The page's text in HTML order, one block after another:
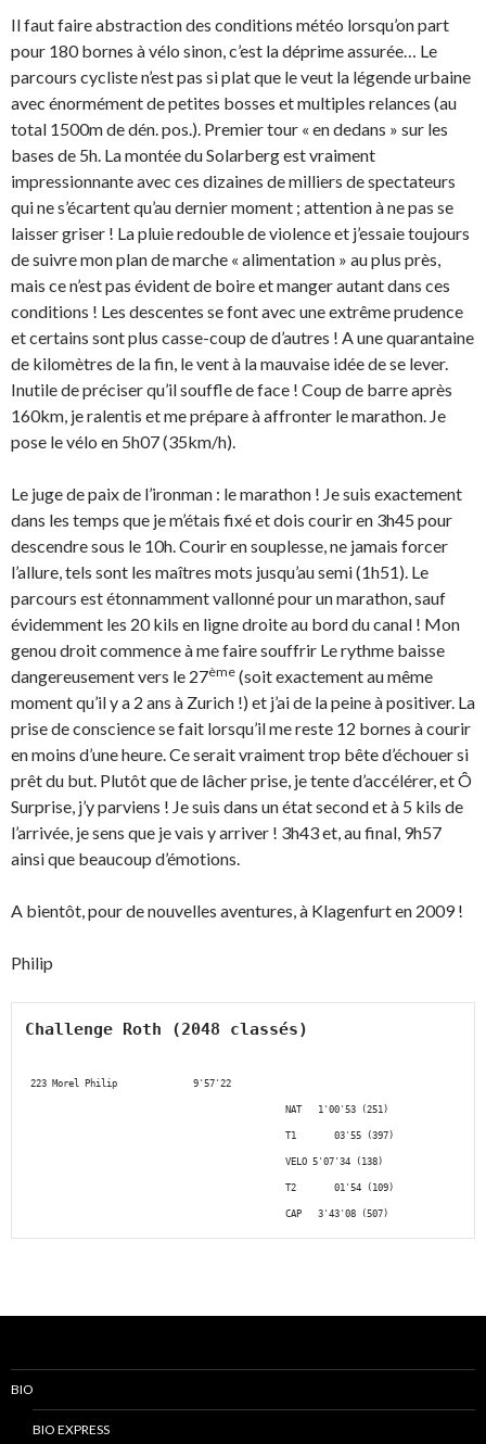
Il faut faire abstraction des conditions météo lorsqu’on part
pour 180 bornes à vélo sinon, c’est la déprime assurée… Le
parcours cycliste n’est pas si plat que le veut la légende urbaine
avec énormément de petites bosses et multiples relances (au
total 1500m de dén. pos.). Premier tour « en dedans » sur les
bases de 5h. La montée du Solarberg est vraiment
impressionnante avec ces dizaines de milliers de spectateurs
qui ne s’écartent qu’au dernier moment ; attention à ne pas se
laisser griser ! La pluie redouble de violence et j’essaie toujours
de suivre mon plan de marche « alimentation » au plus près,
mais ce n’est pas évident de boire et manger autant dans ces
conditions ! Les descentes se font avec une extrême prudence
et certains sont plus casse-coup de d’autres ! A une quarantaine
de kilomètres de la fin, le vent à la mauvaise idée de se lever.
Inutile de préciser qu’il souffle de face ! Coup de barre après
160km, je ralentis et me prépare à affronter le marathon. Je
pose le vélo en 5h07 (35km/h).
Le juge de paix de l’ironman : le marathon ! Je suis exactement
dans les temps que je m’étais fixé et dois courir en 3h45 pour
descendre sous le 10h. Courir en souplesse, ne jamais forcer
l’allure, tels sont les maîtres mots jusqu’au semi (1h51). Le
parcours est étonnamment vallonné pour un marathon, sauf
évidemment les 20 kils en ligne droite au bord du canal ! Mon
genou droit commence à me faire souffrir Le rythme baisse
dangereusement vers le 27ème (soit exactement au même
moment qu’il y a 2 ans à Zurich !) et j’ai de la peine à positiver. La
prise de conscience se fait lorsqu’il me reste 12 bornes à courir
en moins d’une heure. Ce serait vraiment trop bête d’échouer si
prêt du but. Plutôt que de lâcher prise, je tente d’accélérer, et Ô
Surprise, j’y parviens ! Je suis dans un état second et à 5 kils de
l’arrivée, je sens que je vais y arriver ! 3h43 et, au final, 9h57
ainsi que beaucoup d’émotions.
A bientôt, pour de nouvelles aventures, à Klagenfurt en 2009 !
Philip
Challenge Roth (2048 classés)
223 Morel Philip              9'57'22
NAT   1'00'53 (251)
T1       03'55 (397)
VELO 5'07'34 (138)
T2       01'54 (109)
CAP   3'43'08 (507)
BIO
BIO EXPRESS